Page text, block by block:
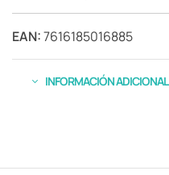
EAN:7616185016885
INFORMACIÓN ADICIONAL